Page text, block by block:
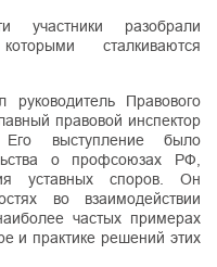
участники разобрали
сталкиваются
Правового
правовой инспектор
выступление было
о профсоюзах РФ,
уставных споров. Он
во взаимодействии
частых примерах
и практике решений этих